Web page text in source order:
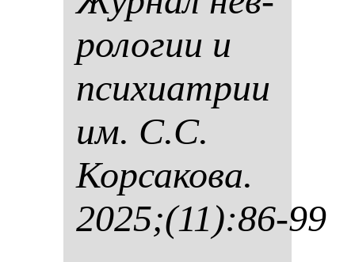
ро­ло­гии и
пси­хи­ат­рии
им. С.С.
Кор­са­ко­ва.
2025;(11):86-99